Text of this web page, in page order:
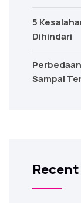
5
Dihindari
Sampai